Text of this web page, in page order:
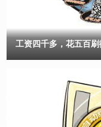
主体的财产和企业经营
施”的规定，严重侵犯
环境的践踏。 2、淳安县人民法院违法恢复执行企业重整之前的调解
书，违背了最基本的信
出（2023）浙0127执
的恢复破产重整已结案
0127民初2388号民事
89条、第25条之规定，
投资项目”。此前，李大
能赚大钱，李大爷信以
取款13万元，再加上家
方代为操作。 “这是典
上。”在民警的反复劝
滨湖派出所副所长葛磊提
设计的圈套。“投资理财
投资项目都是投资诈骗
工资四千多，花五百刷